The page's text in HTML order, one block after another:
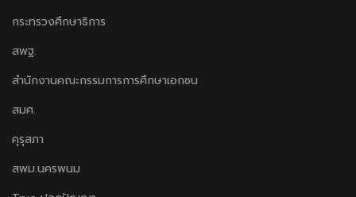
กระทรวงศึกษาธิการ
สพฐ.
สำนักงานคณะกรรมการการศึกษาเอกชน
สมศ.
คุรุสภา
สพม.นครพนม